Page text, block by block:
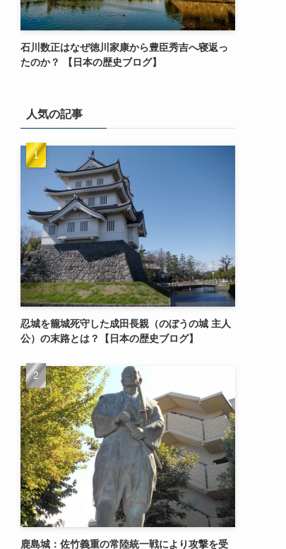
石川数正はなぜ徳川家康から豊臣秀吉へ寝返っ
たのか？ 【日本の歴史ブログ】
人気の記事
忍城を籠城死守した成田長親（のぼうの城 主人
公）の末路とは？【日本の歴史ブログ】
鹿島城：佐竹義重の常陸統一戦により攻撃を受